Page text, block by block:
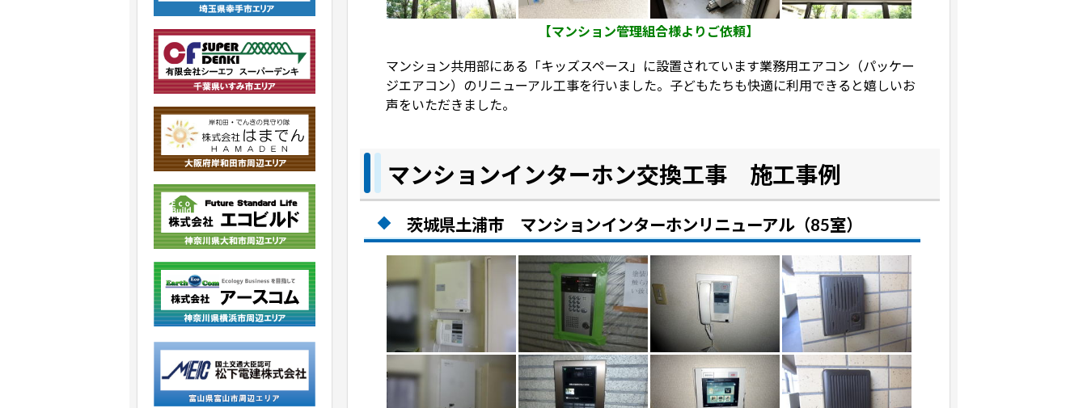
【マンション管理組合様よりご依頼】
マンション共用部にある「キッズスペース」に設置されています業務用エアコン（パッケー
ジエアコン）のリニューアル工事を行いました。子どもたちも快適に利用できると嬉しいお
声をいただきました。
マンションインターホン交換工事 施工事例
茨城県土浦市 マンションインターホンリニューアル（85室）